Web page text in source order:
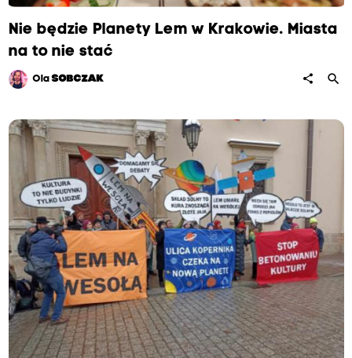
Nie będzie Planety Lem w Krakowie. Miasta
na to nie stać
OlaSOBCZAK share search